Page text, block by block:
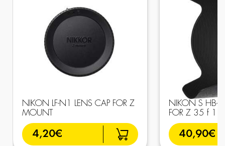
NIKON LF-N1 LENS CAP FOR Z
MOUNT
4,20€
NIKON S HB-
FOR Z 35 f
40,90€